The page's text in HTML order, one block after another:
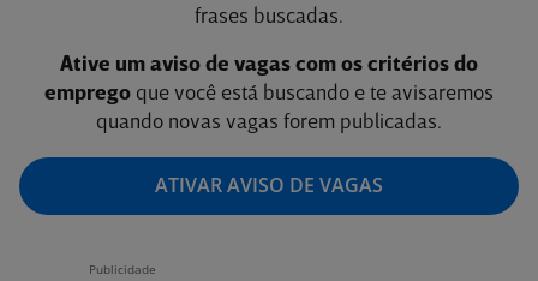
frases buscadas.
Ative um aviso de vagas com os critérios do
emprego que você está buscando e te avisaremos
quando novas vagas forem publicadas.
ATIVAR AVISO DE VAGAS